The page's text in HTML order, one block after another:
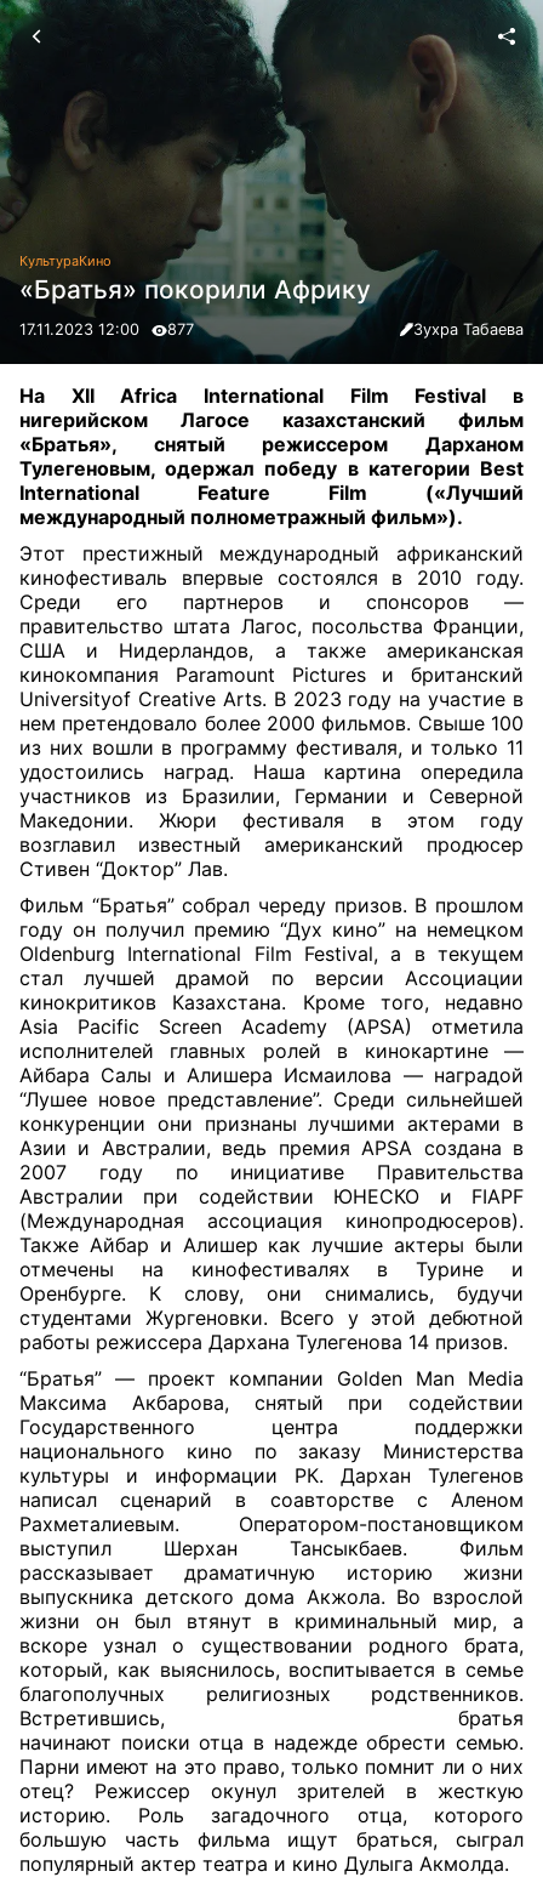
КультураКино
«Братья» покорили Африку
17.11.2023 12:00 877 Зухра Табаева
На XII Africa International Film Festival в
нигерийском Лагосе казахстанский фильм
«Братья», снятый режиссером Дарханом
Тулегеновым, одержал победу в категории Best
International Feature Film («Лучший
международный полнометражный фильм»).
Этот престижный международный африканский
кинофестиваль впервые состоялся в 2010 году.
Среди его партнеров и спонсоров —
правительство штата Лагос, посольства Франции,
США и Нидерландов, а также американская
кинокомпания Paramount Pictures и британский
Universityof Creative Arts. В 2023 году на участие в
нем претендовало более 2000 фильмов. Свыше 100
из них вошли в программу фестиваля, и только 11
удостоились наград. Наша картина опередила
участников из Бразилии, Германии и Северной
Македонии. Жюри фестиваля в этом году
возглавил известный американский продюсер
Стивен “Доктор” Лав.
Фильм “Братья” собрал череду призов. В прошлом
году он получил премию “Дух кино” на немецком
Oldenburg International Film Festival, а в текущем
стал лучшей драмой по версии Ассоциации
кинокритиков Казахстана. Кроме того, недавно
Asia Pacific Screen Academy (APSA) отметила
исполнителей главных ролей в кинокартине —
Айбара Салы и Алишера Исмаилова — наградой
“Лушее новое представление”. Среди сильнейшей
конкуренции они признаны лучшими актерами в
Азии и Австралии, ведь премия APSA создана в
2007 году по инициативе Правительства
Австралии при содействии ЮНЕСКО и FIAPF
(Международная ассоциация кинопродюсеров).
Также Айбар и Алишер как лучшие актеры были
отмечены на кинофестивалях в Турине и
Оренбурге. К слову, они снимались, будучи
студентами Жургеновки. Всего у этой дебютной
работы режиссера Дархана Тулегенова 14 призов.
“Братья” — проект компании Golden Man Media
Максима Акбарова, снятый при содействии
Государственного центра поддержки
национального кино по заказу Министерства
культуры и информации РК. Дархан Тулегенов
написал сценарий в соавторстве с Аленом
Рахметалиевым. Оператором-постановщиком
выступил Шерхан Тансыкбаев. Фильм
рассказывает драматичную историю жизни
выпускника детского дома Акжола. Во взрослой
жизни он был втянут в криминальный мир, а
вскоре узнал о существовании родного брата,
который, как выяснилось, воспитывается в семье
благополучных религиозных родственников.
Встретившись, братья
начинают поиски отца в надежде обрести семью.
Парни имеют на это право, только помнит ли о них
отец? Режиссер окунул зрителей в жесткую
историю. Роль загадочного отца, которого
большую часть фильма ищут браться, сыграл
популярный актер театра и кино Дулыга Акмолда.